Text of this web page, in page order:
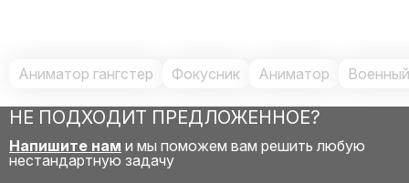
Аниматор гангстер Фокусник Аниматор
НЕ ПОДХОДИТ ПРЕДЛОЖЕННОЕ?
Напишите нам и мы поможем вам решить любую
нестандартную задачу